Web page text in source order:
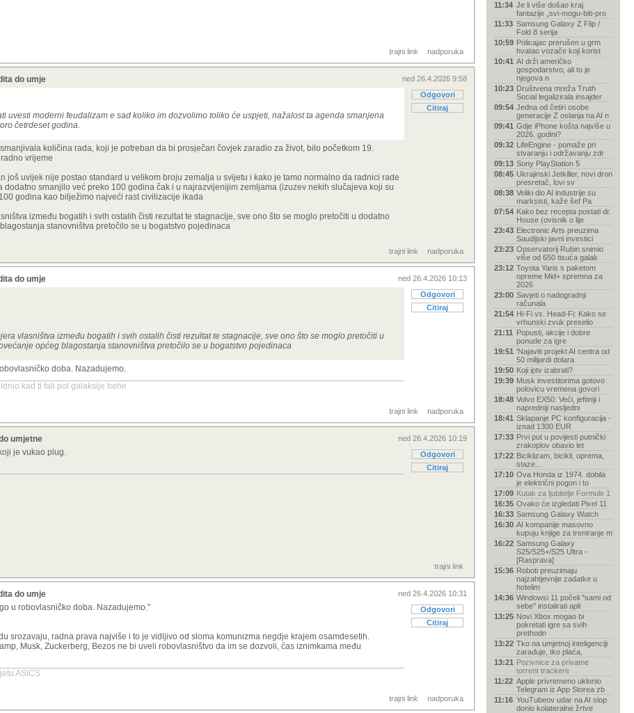
trajni link nadporuka
ned 26.4.2026 9:58
Odgovori
Citiraj
do umje
uvesti moderni feudalizam e sad koliko im dozvolimo toliko će uspjeti, nažalost ta agenda smanjena
četrdeset godina.
količina rada, koji je potreban da bi prosječan čovjek zaradio za život, bilo početkom 19.
vrijeme
još uvijek nije postao standard u velikom broju zemalja u svijetu i kako je tamo normalno da radnici rade
dodatno smanjilo već preko 100 godina čak i u najrazvijenijim zemljama (izuzev nekih slučajeva koji su
godina kao bilježimo najveći rast civilizacije ikada
između bogatih i svih ostalih čisti rezultat te stagnacije, sve ono što se moglo pretočiti u dodatno
stanovništva pretočilo se u bogatstvo pojedinaca
trajni link nadporuka
ned 26.4.2026 10:13
Odgovori
Citiraj
do umje
vlasništva između bogatih i svih ostalih čisti rezultat te stagnacije, sve ono što se moglo pretočiti u
općeg blagostanja stanovništva pretočilo se u bogatstvo pojedinaca
doba. Nazadujemo.
kad ti fali pol galaksije hehe
trajni link nadporuka
ned 26.4.2026 10:19
Odgovori
Citiraj
umjetne
je vukao plug.
trajni link
ned 26.4.2026 10:31
Odgovori
Citiraj
do umje
u robovlasničko doba. Nazadujemo."
srozavaju, radna prava najviše i to je vidljivo od sloma komunizma negdje krajem osamdesetih.
Musk, Zuckerberg, Bezos ne bi uveli robovlasništvo da im se dozvoli, ćas iznimkama među
ASICS
trajni link nadporuka
11:34 Je li više došao kraj
fantazije „svi-mogu-biti-pro
11:33 Samsung Galaxy Z Flip /
Fold 8 serija
10:59 Policajac prerušen u grm
hvatao vozače koji korist
10:41 AI drži američko
gospodarstvo, ali to je
njegova n
10:23 Društvena mreža Truth
Social legalizirala insajder
09:54 Jedna od četiri osobe
generacije Z oslanja na AI n
09:41 Gdje iPhone košta najviše u
2026. godini?
09:32 LifeEngine - pomaže pri
stvaranju i održavanju zdr
09:13 Sony PlayStation 5
08:45 Ukrajinski Jetkiller, novi dron
presretač, lovi sv
08:38 Veliki dio AI industrije su
marksisti, kaže šef Pa
07:54 Kako bez recepta postati dr.
House (ovisnik o lije
23:43 Electronic Arts preuzima
Saudijski javni investici
23:23 Opservatorij Rubin snimio
više od 650 tisuća galak
23:12 Toyota Yaris s paketom
opreme Mid+ spremna za
2026
23:00 Savjeti o nadogradnji
računala
21:54 Hi-Fi vs. Head-Fi: Kako se
vrhunski zvuk preselio
21:11 Popusti, akcije i dobre
ponude za igre
19:51 'Najaviti projekt AI centra od
50 milijardi dolara
19:50 Koji iptv izabrati?
19:39 Musk investitorima gotovo
polovicu vremena govori
18:48 Volvo EX50: Veći, jeftiniji i
napredniji nasljedni
18:41 Sklapanje PC konfiguracija -
iznad 1300 EUR
17:33 Prvi put u povijesti putnički
zrakoplov obavio let
17:22 Biciklizam, bicikli, oprema,
staze...
17:10 Ova Honda iz 1974. dobila
je električni pogon i to
17:09 Kutak za ljubitelje Formule 1
16:35 Ovako će izgledati Pixel 11
16:33 Samsung Galaxy Watch
16:30 AI kompanije masovno
kupuju knjige za treniranje m
16:22 Samsung Galaxy
S25/S25+/S25 Ultra -
[Rasprava]
15:36 Roboti preuzimaju
najzahtjevnije zadatke u
hotelim
14:36 Windowsi 11 počeli "sami od
sebe" instalirati apli
13:25 Novi Xbox mogao bi
pokretati igre sa svih
prethodn
13:22 Tko na umjetnoj inteligenciji
zarađuje, tko plaća,
13:21 Pozivnice za privatne
torrent trackere
11:22 Apple privremeno uklonio
Telegram iz App Storea zb
11:16 YouTubeov udar na AI slop
donio kolateralne žrtve